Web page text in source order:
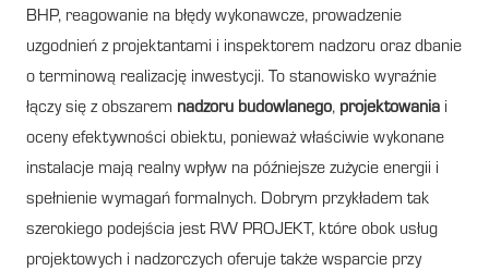
BHP, reagowanie na błędy wykonawcze, prowadzenie
uzgodnień z projektantami i inspektorem nadzoru oraz dbanie
o terminową realizację inwestycji. To stanowisko wyraźnie
łączy się z obszarem nadzoru budowlanego, projektowania i
oceny efektywności obiektu, ponieważ właściwie wykonane
instalacje mają realny wpływ na późniejsze zużycie energii i
spełnienie wymagań formalnych. Dobrym przykładem tak
szerokiego podejścia jest RW PROJEKT, które obok usług
projektowych i nadzorczych oferuje także wsparcie przy